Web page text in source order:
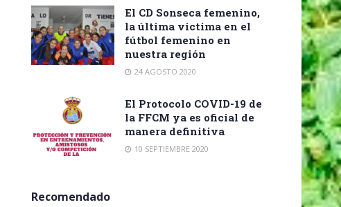
El CD Sonseca femenino,
la última victima en el
fútbol femenino en
nuestra región
24 AGOSTO 2020
El Protocolo COVID-19 de
la FFCM ya es oficial de
manera definitiva
10 SEPTIEMBRE 2020
Recomendado